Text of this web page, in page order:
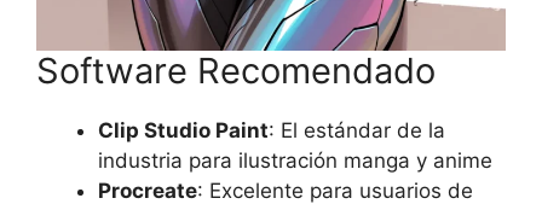
Software Recomendado
Clip Studio Paint: El estándar de la
industria para ilustración manga y anime
Procreate: Excelente para usuarios de